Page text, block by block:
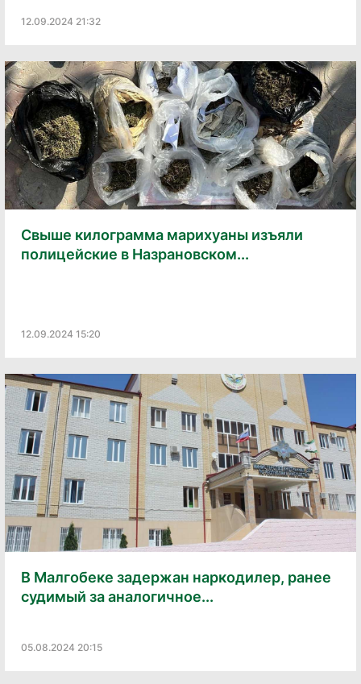
12.09.2024 21:32
Свыше килограмма марихуаны изъяли
полицейские в Назрановском...
12.09.2024 15:20
В Малгобеке задержан наркодилер, ранее
судимый за аналогичное...
05.08.2024 20:15